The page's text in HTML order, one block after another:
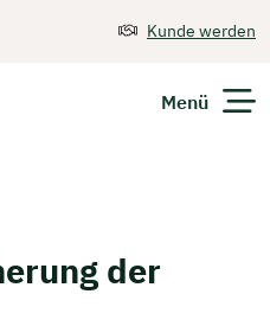
Kunde werden
Menü
der